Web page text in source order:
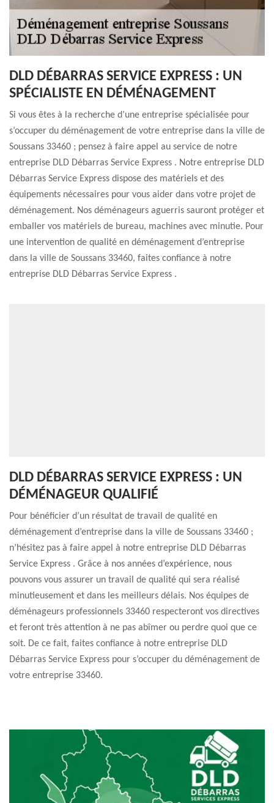
DLD DÉBARRAS SERVICE EXPRESS : UN
SPÉCIALISTE EN DÉMÉNAGEMENT
Si vous êtes à la recherche d’une entreprise spécialisée pour
s’occuper du déménagement de votre entreprise dans la ville de
Soussans 33460 ; pensez à faire appel au service de notre
entreprise DLD Débarras Service Express . Notre entreprise DLD
Débarras Service Express dispose des matériels et des
équipements nécessaires pour vous aider dans votre projet de
déménagement. Nos déménageurs aguerris sauront protéger et
emballer vos matériels de bureau, machines avec minutie. Pour
une intervention de qualité en déménagement d’entreprise
dans la ville de Soussans 33460, faites confiance à notre
entreprise DLD Débarras Service Express .
DLD DÉBARRAS SERVICE EXPRESS : UN
DÉMÉNAGEUR QUALIFIÉ
Pour bénéficier d’un résultat de travail de qualité en
déménagement d’entreprise dans la ville de Soussans 33460 ;
n’hésitez pas à faire appel à notre entreprise DLD Débarras
Service Express . Grâce à nos années d’expérience, nous
pouvons vous assurer un travail de qualité qui sera réalisé
minutieusement et dans les meilleurs délais. Nos équipes de
déménageurs professionnels 33460 respecteront vos directives
et feront très attention à ne pas abîmer ou perdre quoi que ce
soit. De ce fait, faites confiance à notre entreprise DLD
Débarras Service Express pour s’occuper du déménagement de
votre entreprise 33460.